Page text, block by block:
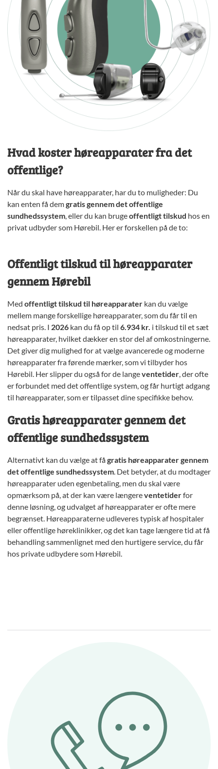
Hvad koster høreapparater fra det
offentlige?
Når du skal have høreapparater, har du to muligheder: Du
kan enten få demgratis gennem det offentlige
sundhedssystem , eller du kan brugeoffentligt tilskud hos en
privat udbyder som Hørebil. Her er forskellen på de to:
Offentligt tilskud til høreapparater
gennem Hørebil
Med offentligt tilskud til høreapparater kan du vælge
mellem mange forskellige høreapparater, som du får til en
nedsat pris. I 2026 kan du få op til 6.934 kr. i tilskud til et sæt
høreapparater, hvilket dækker en stor del af omkostningerne.
Det giver dig mulighed for at vælge avancerede og moderne
høreapparater fra førende mærker, som vi tilbyder hos
Hørebil. Her slipper du også for de langeventetider , der ofte
er forbundet med det offentlige system, og får hurtigt adgang
til høreapparater, som er tilpasset dine specifikke behov.
Gratis høreapparater gennem det
offentlige sundhedssystem
Alternativt kan du vælge at fågratis høreapparater gennem
det offentlige sundhedssystem . Det betyder, at du modtager
høreapparater uden egenbetaling, men du skal være
opmærksom på, at der kan være længereventetiderfor
denne løsning, og udvalget af høreapparater er ofte mere
begrænset. Høreapparaterne udleveres typisk af hospitaler
eller offentlige høreklinikker, og det kan tage længere tid at få
behandling sammenlignet med den hurtigere service, du får
hos private udbydere som Hørebil.